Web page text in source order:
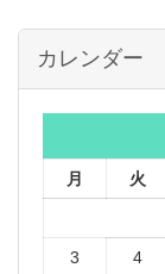
カレンダー
月 火
3 4